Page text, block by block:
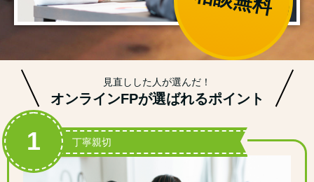
見直しした人が選んだ！
オンラインFPが選ばれるポイント
丁寧親切
1